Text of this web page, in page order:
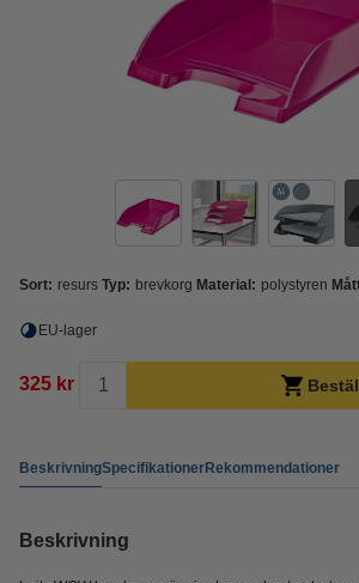
Sort: resurs Typ: brevkorg Material: polystyren
EU-lager
325 kr
BeskrivningSpecifikationerRekommendationer
Beskrivning